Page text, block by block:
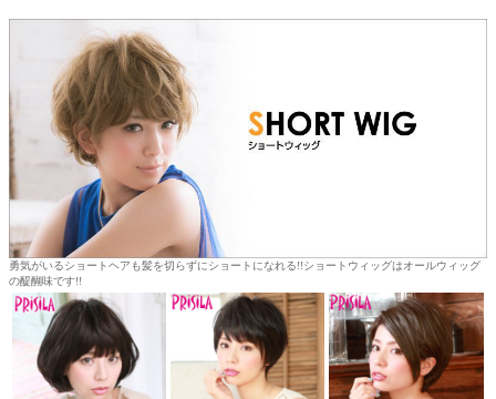
勇気がいるショートヘアも髪を切らずにショートになれる!!ショートウィッグはオールウィッグ
の醍醐味です!!